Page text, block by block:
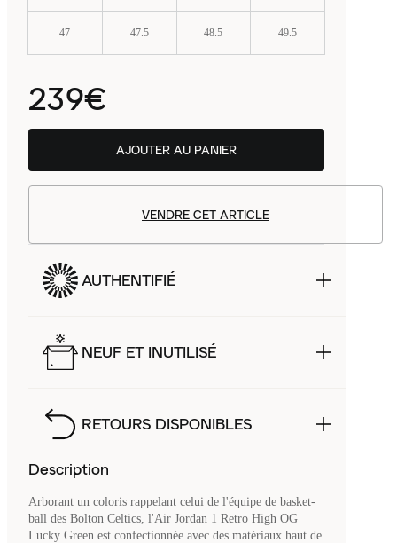
47 47.5 48.5 49.5
239€
AJOUTER AU PANIER
VENDRE CET ARTICLE
AUTHENTIFIÉ
NEUF ET INUTILISÉ
RETOURS DISPONIBLES
Description
Arborant un coloris rappelant celui de l'équipe de basket-
ball des Bolton Celtics, l'Air Jordan 1 Retro High OG
Lucky Green est confectionnée avec des matériaux haut de